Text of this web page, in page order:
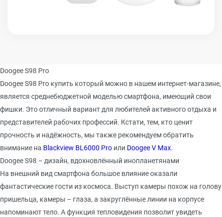
Doogee S98 Pro
Doogee S98 Pro купить который можно в нашем интернет-магазине,
является среднебюджетной моделью смартфона, имеющий свои
фишки. Это отличный вариант для любителей активного отдыха и
представителей рабочих профессий. Кстати, тем, кто ценит
прочность и надёжность, мы также рекомендуем обратить
внимание на Blackview BL6000 Pro или Doogee V Max.
Doogee S98 – дизайн, вдохновлённый инопланетянами
На внешний вид смартфона большое влияние оказали
фантастические гости из космоса. Выступ камеры похож на голову
пришельца, камеры – глаза, а закруглённые линии на корпусе
напоминают тело. А функция тепловидения позволит увидеть